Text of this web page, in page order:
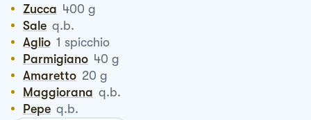
Zucca 400 g
Sale q.b.
Aglio 1 spicchio
Parmigiano 40 g
Amaretto 20 g
Maggiorana q.b.
Pepe q.b.